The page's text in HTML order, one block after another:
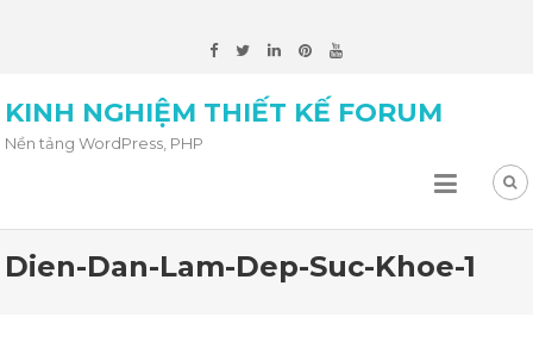
KINH NGHIỆM THIẾT KẾ FORUM
Nền tảng WordPress, PHP
Dien-Dan-Lam-Dep-Suc-Khoe-1